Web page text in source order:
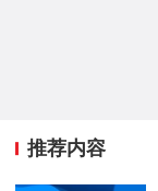
推荐内容